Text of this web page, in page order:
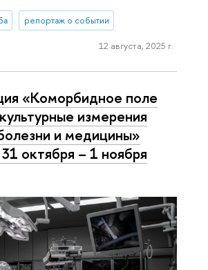
репортаж о событии
12 августа, 2025 г.
«Коморбидное поле
измерения
и медицины»
октября – 1 ноября